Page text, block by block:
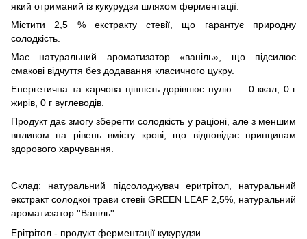
який отриманий із кукурудзи шляхом ферментації.
Містити 2,5 % екстракту стевії, що гарантує природну
солодкість.
Має натуральний ароматизатор «ваніль», що підсилює
смакові відчуття без додавання класичного цукру.
Енергетична та харчова цінність дорівнює нулю — 0 ккал, 0 г
жирів, 0 г вуглеводів.
Продукт дає змогу зберегти солодкість у раціоні, але з меншим
впливом на рівень вмісту крові, що відповідає принципам
здорового харчування.
Склад: натуральний підсолоджувач еритрітол, натуральний
екстракт солодкої трави стевії GREEN LEAF 2,5%, натуральний
ароматизатор ''Ваніль''.
Ерітрітол - продукт ферментації кукурудзи.